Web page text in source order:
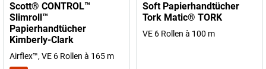
Scott® CONTROL™
Slimroll™
Papierhandtücher
Kimberly-Clark
Airflex™, VE 6 Rollen à 165 m
Soft Papierhandtücher
Tork Matic® TORK
VE 6 Rollen à 100 m